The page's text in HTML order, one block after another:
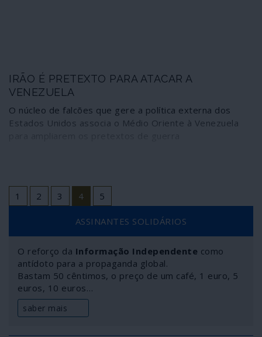
IRÃO É PRETEXTO PARA ATACAR A
VENEZUELA
O núcleo de falcões que gere a política externa dos
Estados Unidos associa o Médio Oriente à Venezuela
1 2 3 4 5
ASSINANTES SOLIDÁRIOS
O reforço da Informação Independente como
antídoto para a propaganda global.
Bastam 50 cêntimos, o preço de um café, 1 euro, 5
euros, 10 euros…
saber mais